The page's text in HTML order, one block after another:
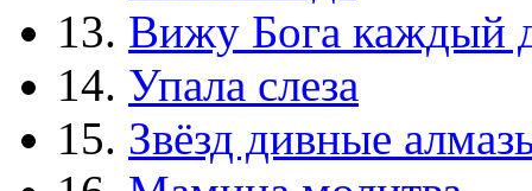
13. Вижу Бога каждый
14. Упала слеза
15. Звёзд дивные